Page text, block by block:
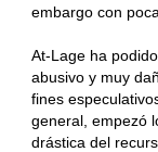
embargo con
At-Lage ha
abusivo y muy
fines
general, empezó
drástica del